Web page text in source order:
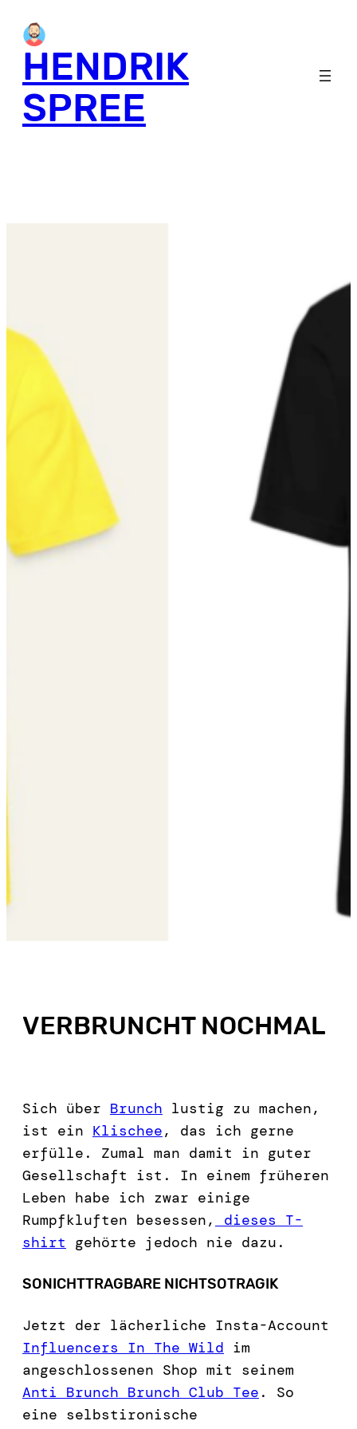
HENDRIK
SPREE
VERBRUNCHT NOCHMAL
Sich über Brunch lustig zu machen,
ist ein Klischee, das ich gerne
erfülle. Zumal man damit in guter
Gesellschaft ist. In einem früheren
Leben habe ich zwar einige
Rumpfkluften besessen,
dieses T-
shirt gehörte jedoch nie dazu.
SONICHTTRAGBARE NICHTSOTRAGIK
Jetzt der lächerliche Insta-Account
Influencers In The Wild im
angeschlossenen Shop mit seinem
Anti Brunch Brunch Club Tee . So
eine selbstironische